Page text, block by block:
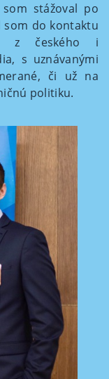
stážoval po
som do kontaktu
z českého i
s uznávanými
či už na
politiku.